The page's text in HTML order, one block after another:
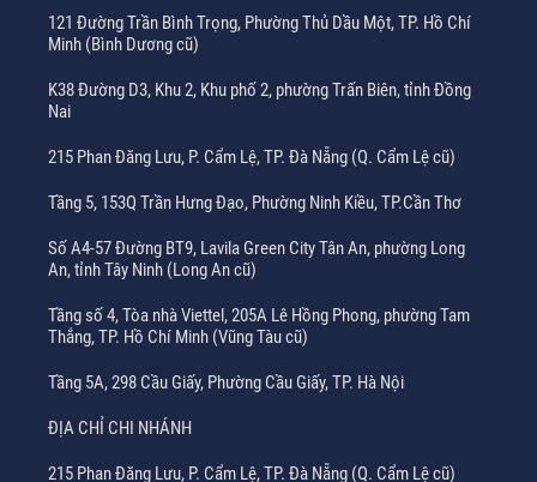
121 Đường Trần Bình Trọng, Phường Thủ Dầu Một, TP. Hồ Chí
Minh (Bình Dương cũ)
K38 Đường D3, Khu 2, Khu phố 2, phường Trấn Biên, tỉnh Đồng
Nai
215 Phan Đăng Lưu, P. Cẩm Lệ, TP. Đà Nẵng (Q. Cẩm Lệ cũ)
Tầng 5, 153Q Trần Hưng Đạo, Phường Ninh Kiều, TP.Cần Thơ
Số A4-57 Đường BT9, Lavila Green City Tân An, phường Long
An, tỉnh Tây Ninh (Long An cũ)
Tầng số 4, Tòa nhà Viettel, 205A Lê Hồng Phong, phường Tam
Thắng, TP. Hồ Chí Minh (Vũng Tàu cũ)
Tầng 5A, 298 Cầu Giấy, Phường Cầu Giấy, TP. Hà Nội
ĐỊA CHỈ CHI NHÁNH
215 Phan Đăng Lưu, P. Cẩm Lệ, TP. Đà Nẵng (Q. Cẩm Lệ cũ)